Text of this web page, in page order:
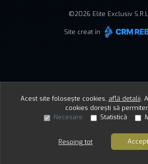
Sună acum Solicită
©2026 Elite Exclusiv
Site creat în
Acest site folosește cookies, află detalii.
cookies dorești să
Necesare
Statistică
Resping tot